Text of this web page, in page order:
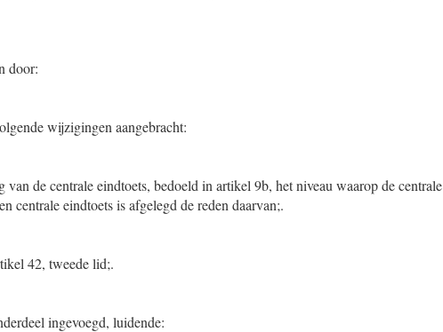
door:
wijzigingen aangebracht:
van de centrale eindtoets, bedoeld in artikel 9b, het niveau waarop de centrale
centrale eindtoets is afgelegd de reden daarvan;.
42, tweede lid;.
ingevoegd, luidende: